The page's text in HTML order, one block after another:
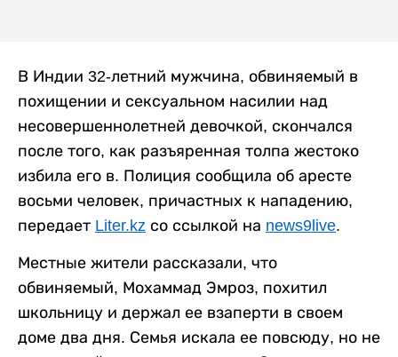
В Индии 32-летний мужчина, обвиняемый в
похищении и сексуальном насилии над
несовершеннолетней девочкой, скончался
после того, как разъяренная толпа жестоко
избила его в. Полиция сообщила об аресте
восьми человек, причастных к нападению,
передает Liter.kz со ссылкой на news9live.
Местные жители рассказали, что
обвиняемый, Мохаммад Эмроз, похитил
школьницу и держал ее взаперти в своем
доме два дня. Семья искала ее повсюду, но не